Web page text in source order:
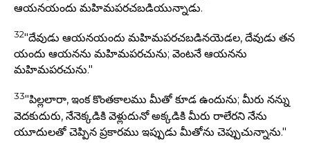
ఆయనయందు మహిమపరచబడియున్నాడు.
32"దేవుడు ఆయనయందు మహిమపరచబడినయెడల, దేవుడు తన
యందు ఆయనను మహిమపరచును; వెంటనే ఆయనను
మహిమపరచును."
33"పిల్లలారా, ఇంక కొంతకాలము మీతో కూడ ఉందును; మీరు నన్ను
వెదకుదురు, నేనెక్కడికి వెళ్లుదునో అక్కడికి మీరు రాలేరని నేను
యూదులతో చెప్పిన ప్రకారము ఇప్పుడు మీతోను చెప్పుచున్నాను."